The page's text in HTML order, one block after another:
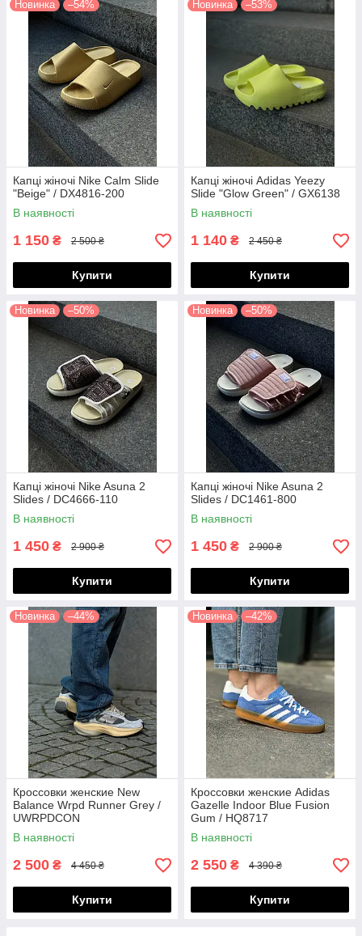
Новинка –54%
Капці жіночі Nike Calm Slide
"Beige" / DX4816-200
В наявності
1 150 ₴ 2 500 ₴
Купити
Новинка –53%
Капці жіночі Adidas Yeezy
Slide "Glow Green" / GX6138
В наявності
1 140 ₴ 2 450 ₴
Купити
Новинка –50%
Капці жіночі Nike Asuna 2
Slides / DC4666-110
В наявності
1 450 ₴ 2 900 ₴
Купити
Новинка –50%
Капці жіночі Nike Asuna 2
Slides / DC1461-800
В наявності
1 450 ₴ 2 900 ₴
Купити
Новинка –44%
Кроссовки женские New
Balance Wrpd Runner Grey /
UWRPDCON
В наявності
2 500 ₴ 4 450 ₴
Купити
Новинка –42%
Кроссовки женские Adidas
Gazelle Indoor Blue Fusion
Gum / HQ8717
В наявності
2 550 ₴ 4 390 ₴
Купити